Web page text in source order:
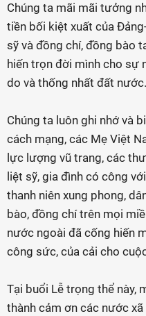
Chúng ta mãi mãi tưởng
tiền bối kiệt xuất của
sỹ và đồng chí, đồng bào
hiến trọn đời mình cho sự
do và thống nhất đất nước.
Chúng ta luôn ghi nhớ và
cách mạng, các Mẹ Việt
lực lượng vũ trang, các
liệt sỹ, gia đình có công
thanh niên xung phong,
bào, đồng chí trên mọi
nước ngoài đã cống hiến
công sức, của cải cho
Tại buổi Lễ trọng thể này,
thành cảm ơn các nước